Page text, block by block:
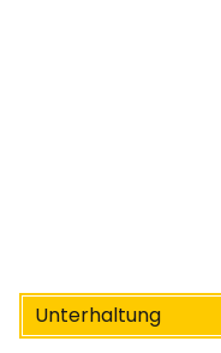
Unterhaltung